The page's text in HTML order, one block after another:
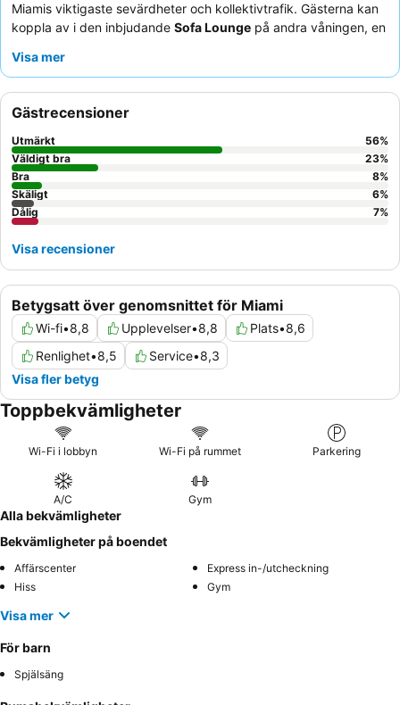
Miamis viktigaste sevärdheter och kollektivtrafik. Gästerna kan
koppla av i den inbjudande Sofa Lounge på andra våningen, en
beröm för sin exceptionella vänlighet och professionalism, vilket
erbjuder ett brett utbud av färska alternativ. För en riktigt
bekväm vistelse, överväg att be om ett rum på en högre våning
för potentiellt bättre utsikt och en ännu tystare upplevelse.
Visa mer
Betygsatt över genomsnittet för Miami
Wi-fi•8,8 Upplevelser•8,8 Plats•8,6
Renlighet•8,5 Service•8,3
Visa fler betyg
Gästrecensioner
Utmärkt 56%
Väldigt bra
23%
Bra
8%
Skäligt
6%
Dålig
7%
Visa recensioner
Toppbekvämligheter
Wi-Fi i lobbyn Wi-Fi på rummet Parkering
A/C Gym
Alla bekvämligheter
Bekvämligheter på boendet
Affärscenter
Express in-/utcheckning
Hiss
Gym
Visa mer
För barn
Spjälsäng